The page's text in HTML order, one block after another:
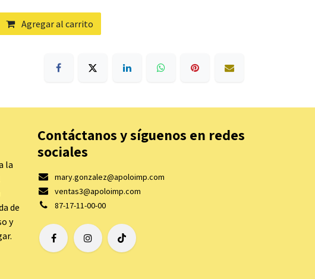
Agregar al carrito
la
de
y
Contáctanos y síguenos en redes
sociales
mary.gonzalez@apoloimp.com
ventas3@apoloimp.com
87-17-11-00-00